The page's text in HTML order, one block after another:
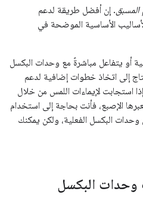
المسبق. إن أفضل طريقة لدعم
الأساسية الموضحة في
أو يتفاعل مباشرةً مع وحدات البكسل
إلى اتخاذ خطوات إضافية لدعم
استجابت لإيماءات اللمس من خلال
الإصبع، فأنت بحاجة إلى استخدام
وحدات البكسل الفعلية، ولكن يمكنك
وحدات البكسل